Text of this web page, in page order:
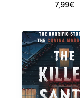
7,99€